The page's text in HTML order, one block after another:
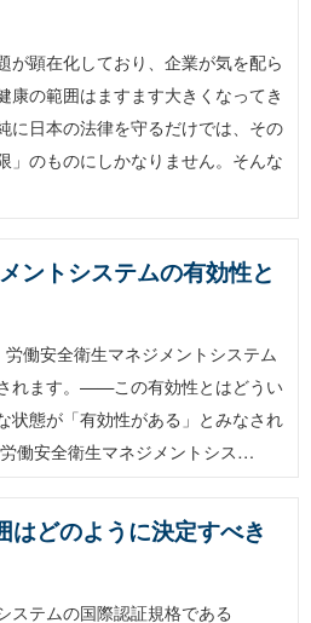
が顕在化しており、企業が気を配ら
康の範囲はますます大きくなってき
に日本の法律を守るだけでは、その
」のものにしかなりません。そんな
ントシステムの有効性と
働安全衛生マネジメントシステム
れます。——この有効性とはどうい
状態が「有効性がある」とみなされ
働安全衛生マネジメントシス…
どのように決定すべき
ステムの国際認証規格である